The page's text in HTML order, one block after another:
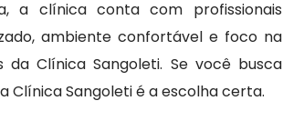
a clínica conta com profissionais
ambiente confortável e foco na
Clínica Sangoleti. Se você busca
Clínica Sangoleti é a escolha certa.